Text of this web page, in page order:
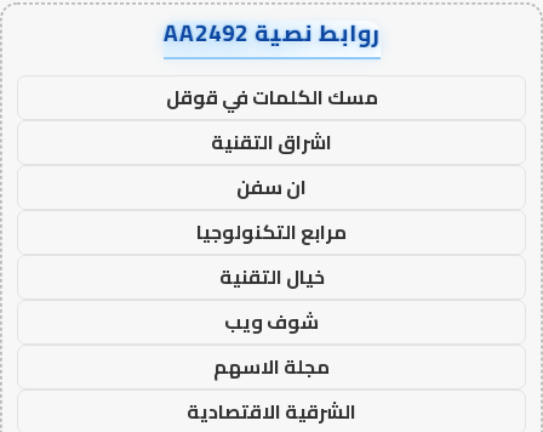
روابط نصية AA2492
مسك الكلمات في قوقل
اشراق التقنية
ان سفن
مرابع التكنولوجيا
خيال التقنية
شوف ويب
مجلة الاسهم
الشرقية الاقتصادية